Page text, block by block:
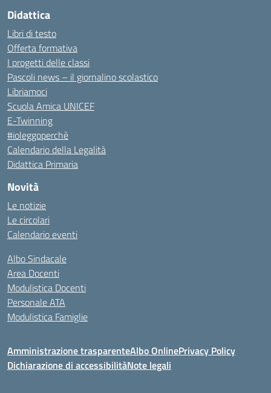
Didattica
Libri di testo
Offerta formativa
I progetti delle classi
Pascoli news – il giornalino scolastico
Libriamoci
Scuola Amica UNICEF
E-Twinning
#ioleggoperchè
Calendario della Legalità
Didattica Primaria
Novità
Le notizie
Le circolari
Calendario eventi
Albo Sindacale
Area Docenti
Modulistica Docenti
Personale ATA
Modulistica Famiglie
Amministrazione trasparenteAlbo OnlinePrivacy Policy
Dichiarazione di accessibilitàNote legali